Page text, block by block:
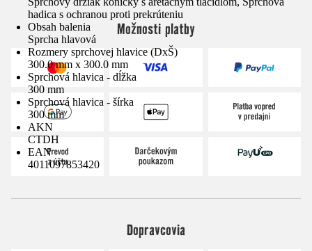
hadica s ochranou proti prekrúteniu
Obsah balenia
Sprcha hlavová
Rozmery sprchovej hlavice (DxŠ)
300.0 mm x 300.0 mm
Sprchová hlavica - dĺžka
300 mm
Sprchová hlavica - šírka
300 mm
AKN
CTDH
EAN
4011097853420
Možnosti platby
Dopravcovia